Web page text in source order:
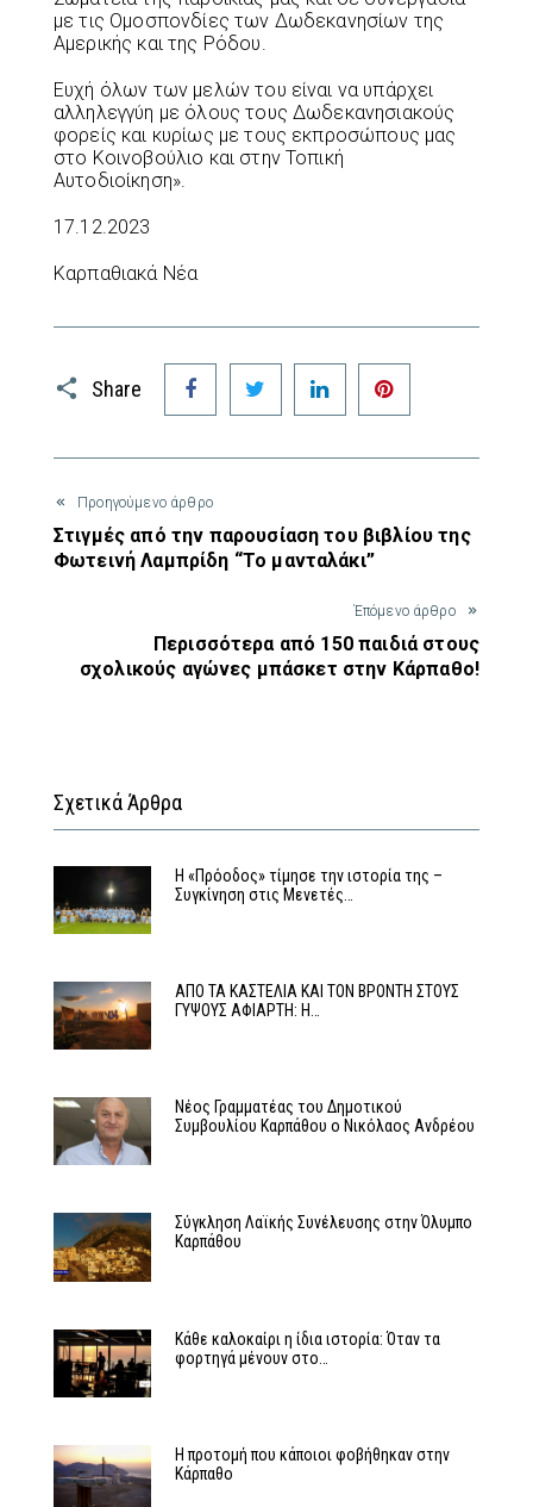
με τις Ομοσπονδίες των Δωδεκανησίων της
Αμερικής και της Ρόδου.
Ευχή όλων των μελών του είναι να υπάρχει
αλληλεγγύη με όλους τους Δωδεκανησιακούς
φορείς και κυρίως με τους εκπροσώπους μας
στο Κοινοβούλιο και στην Τοπική
Αυτοδιοίκηση».
17.12.2023
Καρπαθιακά Νέα
Share
Facebook Twitter LinkedIn
Προηγούμενο άρθρο
Στιγμές από την παρουσίαση του βιβλίου της
Φωτεινή Λαμπρίδη “Το μανταλάκι”
Έπόμενο άρθρο
Περισσότερα από 150 παιδιά στους
σχολικούς αγώνες μπάσκετ στην Κάρπαθο!
Σχετικά Άρθρα
Η «Πρόοδος» τίμησε την ιστορία της –
Συγκίνηση στις Μενετές…
ΑΠΟ ΤΑ ΚΑΣΤΕΛΙΑ ΚΑΙ ΤΟΝ ΒΡΟΝΤΗ ΣΤΟΥΣ
ΓΥΨΟΥΣ ΑΦΙΑΡΤΗ: Η…
Νέος Γραμματέας του Δημοτικού
Συμβουλίου Καρπάθου ο Νικόλαος Ανδρέου
Σύγκληση Λαϊκής Συνέλευσης στην Όλυμπο
Καρπάθου
Κάθε καλοκαίρι η ίδια ιστορία: Όταν τα
φορτηγά μένουν στο…
Η προτομή που κάποιοι φοβήθηκαν στην
Κάρπαθο